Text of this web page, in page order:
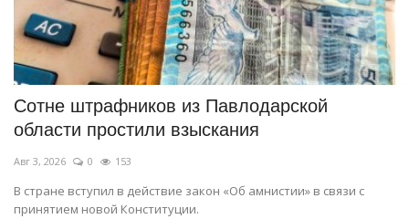
Сотне штрафников из Павлодарской
области простили взыскания
Авг 3, 2026 0 153
В стране вступил в действие закон «Об амнистии» в связи с
принятием новой Конституции.